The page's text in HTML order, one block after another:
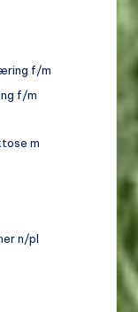
f/m
f/m
m
n/pl